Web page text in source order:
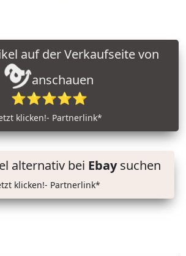
anschauen
⭐⭐⭐⭐⭐
klicken!- Partnerlink*
alternativ bei Ebaysuchen
klicken!- Partnerlink*